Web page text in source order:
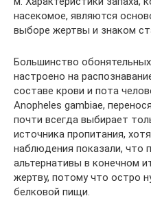
насекомое, являются
выборе жертвы и знаком
Большинство
настроено на
составе крови и пота
Anopheles gambiae,
почти всегда выбирает
источника пропитания,
наблюдения показали, что
альтернативы в конечном
жертву, потому что остро
белковой пищи.